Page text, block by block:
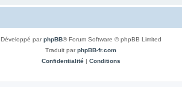
Développé parphpBB® Forum Software © phpBB Limited
Traduit parphpBB-fr.com
Confidentialité| Conditions